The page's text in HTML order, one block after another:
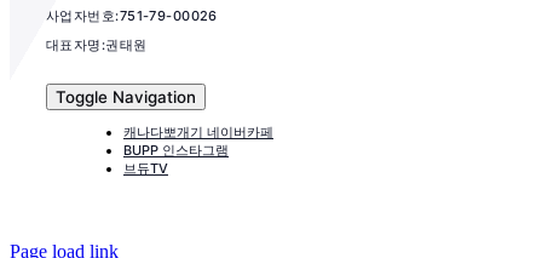
사업자번호:751-79-00026
대표자명:권태원
Toggle Navigation
캐나다뽀개기 네이버카페
BUPP 인스타그램
브듀TV
Page load link